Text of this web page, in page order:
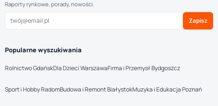
Raporty rynkowe, porady, nowości.
Zapisz
Popularne wyszukiwania
Rolnictwo GdańskDla Dzieci WarszawaFirma i Przemysł Bydgoszcz
Sport i Hobby RadomBudowa i Remont BiałystokMuzyka i Edukacja Poznań